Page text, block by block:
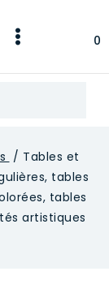
0
/ Tables et
tables
tables
artistiques